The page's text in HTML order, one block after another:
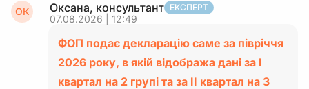
ОК Оксана, консультант ЕКСПЕРТ
07.08.2026 | 12:49
ФОП подає декларацію саме за півріччя
2026 року, в якій відобража дані за І
квартал на 2 групі та за ІІ квартал на 3